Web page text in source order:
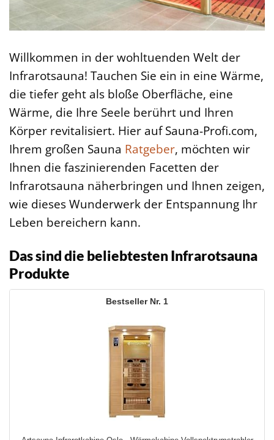
Willkommen in der wohltuenden Welt der
Infrarotsauna! Tauchen Sie ein in eine Wärme,
die tiefer geht als bloße Oberfläche, eine
Wärme, die Ihre Seele berührt und Ihren
Körper revitalisiert. Hier auf Sauna-Profi.com,
Ihrem großen Sauna Ratgeber, möchten wir
Ihnen die faszinierenden Facetten der
Infrarotsauna näherbringen und Ihnen zeigen,
wie dieses Wunderwerk der Entspannung Ihr
Leben bereichern kann.
Das sind die beliebtesten Infrarotsauna
Produkte
1